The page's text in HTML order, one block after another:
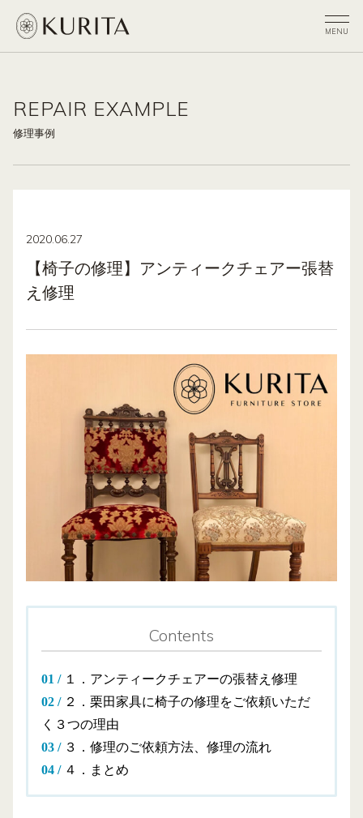
REPAIR EXAMPLE
修理事例
2020.06.27
【椅子の修理】アンティークチェアー張替
え修理
Contents
１．アンティークチェアーの張替え修理
２．栗田家具に椅子の修理をご依頼いただ
く３つの理由
３．修理のご依頼方法、修理の流れ
４．まとめ